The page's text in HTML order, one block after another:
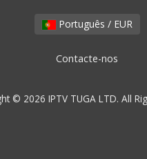
Português / EUR
Contacte-nos
© 2026 IPTV TUGA LTD. All